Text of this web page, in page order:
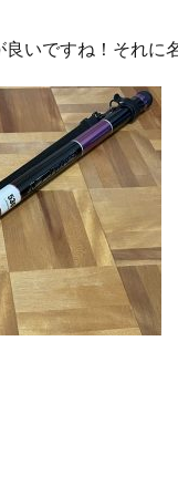
いですね！それに